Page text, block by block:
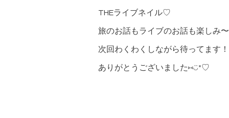
THEライブネイル♡
旅のお話もライブのお話も楽しみ
次回わくわくしながら待ってます
ありがとうございました⑅︎◡̈︎*♡